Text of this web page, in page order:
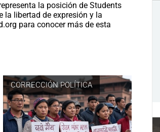
la posición de Students
la libertad de expresión y la
para conocer más de esta
CORRECCIÓN POLÍTICA